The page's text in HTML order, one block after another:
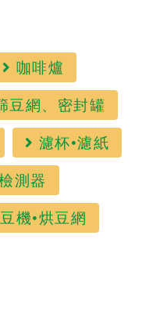
咖啡爐
豆網、密封罐
濾杯•濾紙
測器
機•烘豆網